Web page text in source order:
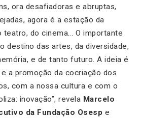
ora desafiadoras e abruptas,
agora é a estação da
teatro, do cinema… O importante
destino das artes, da diversidade,
e de tanto futuro. A ideia é
a promoção da cocriação dos
com a nossa cultura e com o
inovação”, revela Marcelo
da Fundação Osesp e